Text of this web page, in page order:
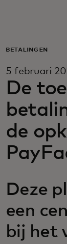
Voor
Voor de
Voor
Nieuws
BETALINGEN
5 februari
De
de
Deze
een
bij het